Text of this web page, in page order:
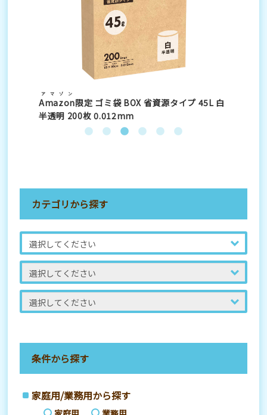
Amazon
アマゾン
限定 ゴミ袋 BOX 省資源タイプ 45L 白
半透明 200枚 0.012mm
カテゴリから探す
条件から探す
家庭用/業務用から探す